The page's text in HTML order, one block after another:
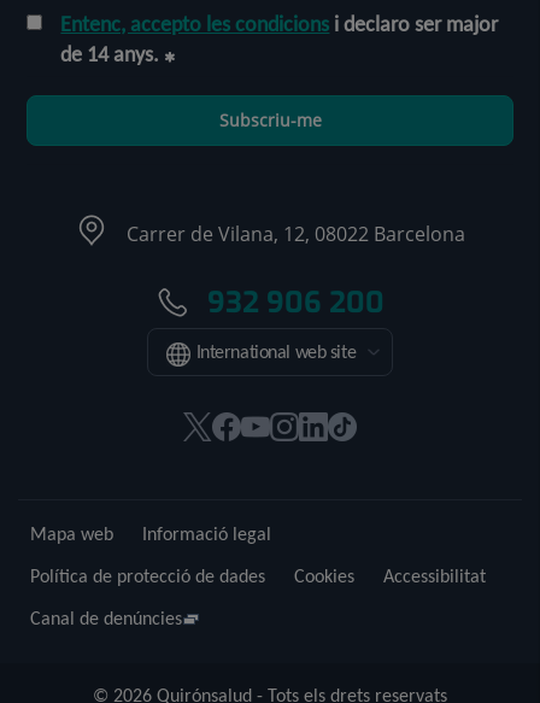
Entenc, accepto les condicions i declaro ser major
de 14 anys.
Subscriu-me
Carrer de Vilana, 12, 08022 Barcelona
932 906 200
International web site
Aquest
una
finestra
Aquest
una
finestra
Aquest
una
finestra
Aquest
finestra
Aquest
finestra
Enllaç
© 2026 Quirónsalud - Tots els drets reservats
Mapa web
Informació legal
Política de protecció de dades
Cookies
Accessibilitat
Canal de denúncies